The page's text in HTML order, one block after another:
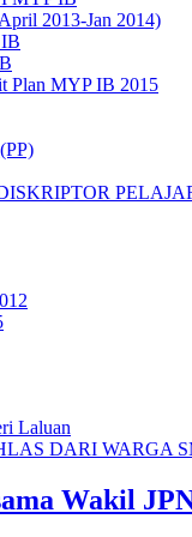
2013-Jan 2014)
Plan MYP IB 2015
Laluan
DARI WARGA
Wakil